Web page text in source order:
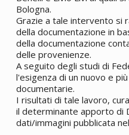
Bologna.
Grazie a tale intervento si
della documentazione in
della documentazione
delle provenienze.
A seguito degli studi di
l'esigenza di un nuovo e
documentarie.
I risultati di tale lavoro,
il determinante apporto di
dati/immagini pubblicata